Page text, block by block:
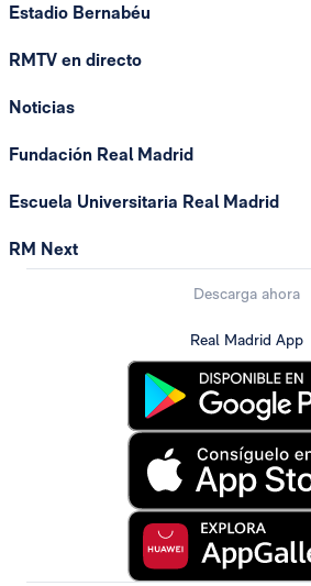
Estadio Bernabéu
RMTV en directo
Noticias
Fundación Real Madrid
Escuela Universitaria Real Madrid
RM Next
Descarga ahora
Real Madrid App